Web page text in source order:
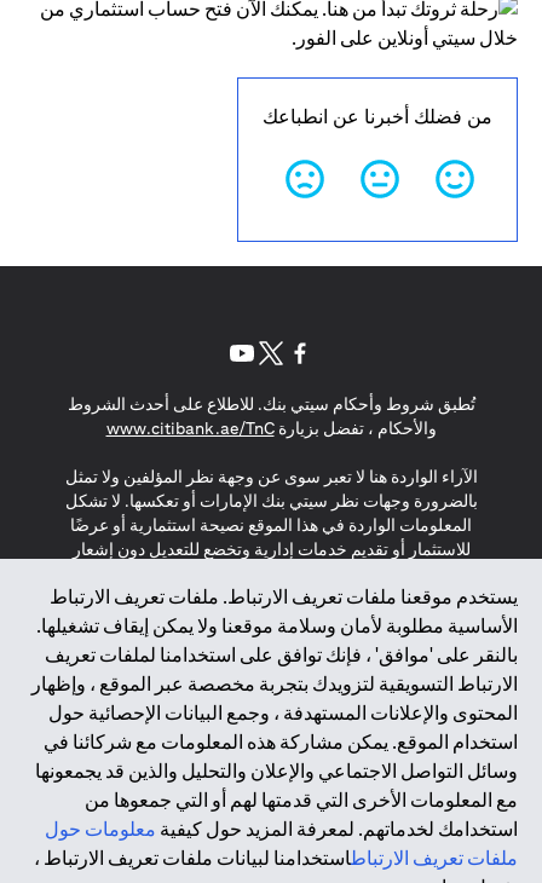
من فضلك أخبرنا عن انطباعك
يستخدم موقعنا ملفات تعريف الارتباط. ملفات تعريف الارتباط
الأساسية مطلوبة لأمان وسلامة موقعنا ولا يمكن إيقاف تشغيلها.
بالنقر على 'موافق' ، فإنك توافق على استخدامنا لملفات تعريف
الارتباط التسويقية لتزويدك بتجربة مخصصة عبر الموقع ، وإظهار
المحتوى والإعلانات المستهدفة ، وجمع البيانات الإحصائية حول
استخدام الموقع. يمكن مشاركة هذه المعلومات مع شركائنا في
وسائل التواصل الاجتماعي والإعلان والتحليل والذين قد يجمعونها
مع المعلومات الأخرى التي قدمتها لهم أو التي جمعوها من
استخدامك لخدماتهم. لمعرفة المزيد حول كيفية معلومات حول
ملفات تعريف الارتباطاستخدامنا لبيانات ملفات تعريف الارتباط ،
تُطبق شروط وأحكام سيتي بنك. للاطلاع على أحدث الشروط
والأحكام ، تفضل بزيارةwww.citibank.ae/TnC
in a new tab
الآراء الواردة هنا لا تعبر سوى عن وجهة نظر المؤلفين ولا تمثل
بالضرورة وجهات نظر سيتي بنك الإمارات أو تعكسها. لا تشكل
المعلومات الواردة في هذا الموقع نصيحة استثمارية أو عرضًا
للاستثمار أو تقديم خدمات إدارية وتخضع للتعديل دون إشعار
لا يتم تقديم المنتجات والخدمات المذكورة في هذا الموقع للأفراد
المقيمين في الاتحاد الأوروبي أو المنطقة الاقتصادية الأوروبية أو
سويسرا أو غيرنسي أو جيرسي أو موناكو أو سان مارينو أو
الفاتيكان أو جزيرة مان أو المملكة المتحدة أو خصوصية البيانات
(لائحة حماية البيانات العامة \ قانون حماية البيانات الشخصية
العامة \ قانون خصوصية نيوزيلندا). المحتوى الموجود في هذه
الصفحة ليس ولا ينبغي تفسيره على أنه عرض أو دعوة أو دعوة
لشراء أو بيع أي من المنتجات والخدمات المذكورة هنا لمثل هؤلاء
الأفراد.
*GDPR – اللائحة العامة لحماية البيانات؛ * LGPD – Lei Geral de